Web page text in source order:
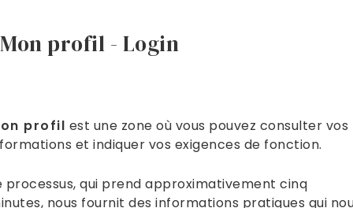
Mon profil - Login
profil est une zone où vous pouvez consulter vos
et indiquer vos exigences de fonction.
processus, qui prend approximativement cinq
nous fournit des informations pratiques qui